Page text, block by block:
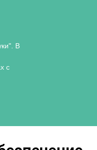
ген E).
В
с